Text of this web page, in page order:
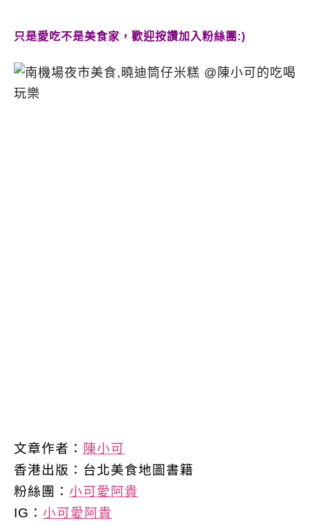
只是愛吃不是美食家，歡迎按讚加入粉絲團:)
文章作者： 陳小可
香港出版： 台北美食地圖書籍
粉絲團： 小可愛阿貴
IG： 小可愛阿貴